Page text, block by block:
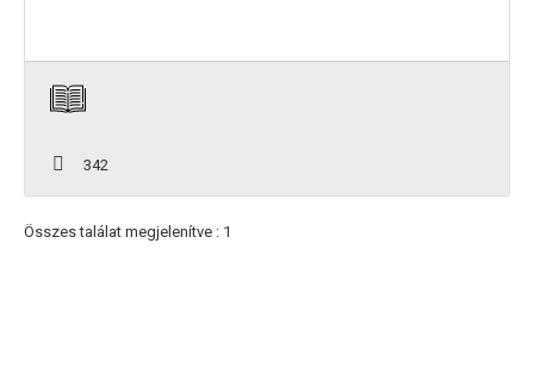
342
Összes találat megjelenítve : 1